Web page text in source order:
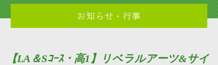
お知らせ・行事
【LA＆Sｺｰｽ・高1】リベラルアーツ&サイ